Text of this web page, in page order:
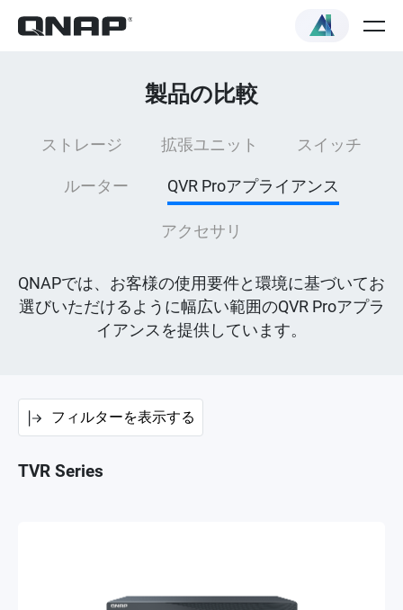
製品の比較
ストレージ 拡張ユニット スイッチ
ルーター QVR Proアプライアンス
アクセサリ
QNAPでは、お客様の使用要件と環境に基づいてお
選びいただけるように幅広い範囲のQVR Proアプラ
イアンスを提供しています。
フィルターを表示する
TVR Series